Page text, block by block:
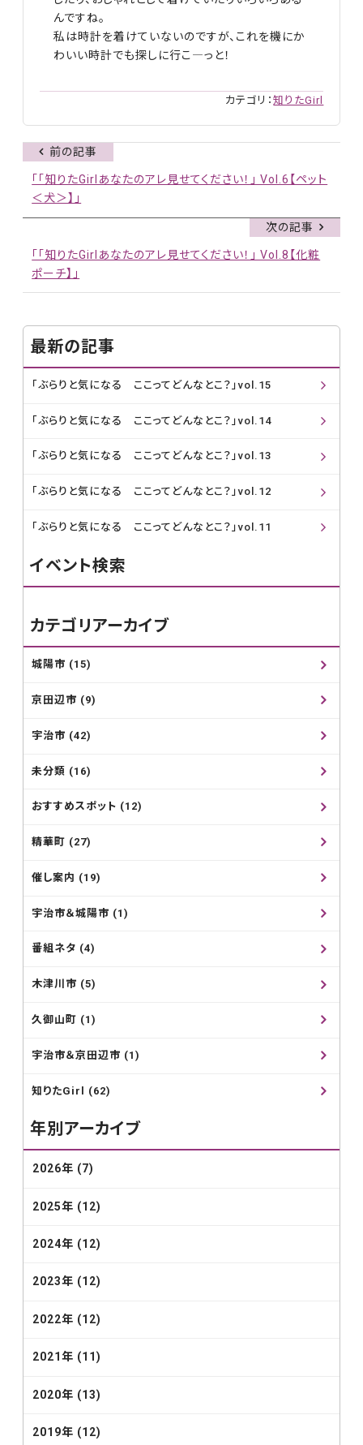
んですね。
私は時計を着けていないのですが、これを機にか
わいい時計でも探しに行こ―っと！
カテゴリ：知りたGirl
前の記事
「「知りたGirlあなたのアレ見せてください！」 Vol.6【ペット
＜犬＞】」
次の記事
「「知りたGirlあなたのアレ見せてください！」 Vol.8【化粧
ポーチ】」
最新の記事
「ぶらりと気になる ここってどんなとこ？」vol.15
「ぶらりと気になる ここってどんなとこ？」vol.14
「ぶらりと気になる ここってどんなとこ？」vol.13
「ぶらりと気になる ここってどんなとこ？」vol.12
「ぶらりと気になる ここってどんなとこ？」vol.11
イベント検索
カテゴリアーカイブ
城陽市 (15)
京田辺市 (9)
宇治市 (42)
未分類 (16)
おすすめスポット (12)
精華町 (27)
催し案内 (19)
宇治市＆城陽市 (1)
番組ネタ (4)
木津川市 (5)
久御山町 (1)
宇治市＆京田辺市 (1)
知りたGirl (62)
年別アーカイブ
2026年 (7)
2025年 (12)
2024年 (12)
2023年 (12)
2022年 (12)
2021年 (11)
2020年 (13)
2019年 (12)